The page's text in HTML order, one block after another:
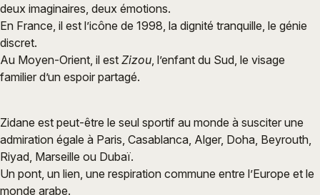
deux imaginaires, deux émotions.
En France, il est l’icône de 1998, la dignité tranquille, le génie
discret.
Au Moyen-Orient, il est Zizou, l’enfant du Sud, le visage
familier d’un espoir partagé.
Zidane est peut-être le seul sportif au monde à susciter une
admiration égale à Paris, Casablanca, Alger, Doha, Beyrouth,
Riyad, Marseille ou Dubaï.
Un pont, un lien, une respiration commune entre l’Europe et le
monde arabe.